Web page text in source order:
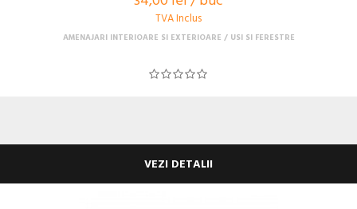
TVA Inclus
AMENAJARI INTERIOARE SI EXTERIOARE USI SI FERESTRE
VEZI DETALII